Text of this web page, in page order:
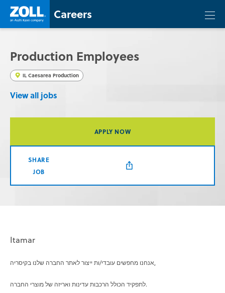
Skip
to
content
Zoll
Careers Careers
Production Employees
IL Caesarea Production
View all jobs
APPLY NOW
SHARE
JOB
Itamar
אנחנו מחפשים עובדי/ות ייצור לאתר החברה שלנו בקיסריה,
לתפקיד הכולל הרכבות עדינות ואריזה של מוצרי החברה.